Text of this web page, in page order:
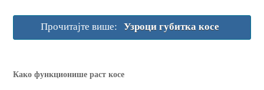
Прочитајте више: Узроци губитка косе
Како функционише раст косе